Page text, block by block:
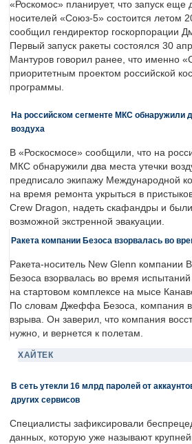
«Роскомос» планирует, что запуск еще
носителей «Союз-5» состоится летом
сообщил гендиректор госкорпорации
Первый запуск ракеты состоялся 30
Мантуров говорил ранее, что именно
приоритетным проектом российской
программы.
На российском сегменте МКС обнаружили
воздуха
В «Роскосмосе» сообщили, что на
МКС обнаружили два места утечки
предписало экипажу Международной
на время ремонта укрыться в
Crew Dragon, надеть скафандры и
возможной экстренной эвакуации.
Ракета компании Безоса взорвалась во
Ракета-носитель New Glenn
Безоса взорвалась во время
на стартовом комплексе на мысе
По словам Джеффа Безоса, компания
взрыва. Он заверил, что компания
нужно, и вернется к полетам.
ХАЙТЕК
В сеть утекли 16 млрд паролей от
других сервисов
Специалисты зафиксировали
данных, которую уже называют